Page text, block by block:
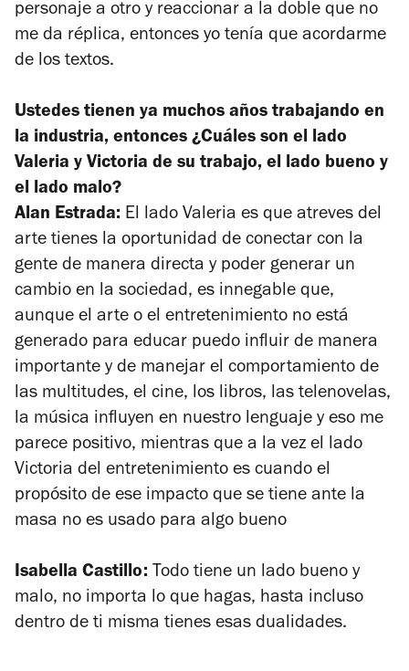
personaje a otro y reaccionar a la doble que no
me da réplica, entonces yo tenía que acordarme
de los textos.
Ustedes tienen ya muchos años trabajando en
la industria, entonces ¿Cuáles son el lado
Valeria y Victoria de su trabajo, el lado bueno y
el lado malo?
Alan Estrada: El lado Valeria es que atreves del
arte tienes la oportunidad de conectar con la
gente de manera directa y poder generar un
cambio en la sociedad, es innegable que,
aunque el arte o el entretenimiento no está
generado para educar puedo influir de manera
importante y de manejar el comportamiento de
las multitudes, el cine, los libros, las telenovelas,
la música influyen en nuestro lenguaje y eso me
parece positivo, mientras que a la vez el lado
Victoria del entretenimiento es cuando el
propósito de ese impacto que se tiene ante la
masa no es usado para algo bueno
Isabella Castillo: Todo tiene un lado bueno y
malo, no importa lo que hagas, hasta incluso
dentro de ti misma tienes esas dualidades.